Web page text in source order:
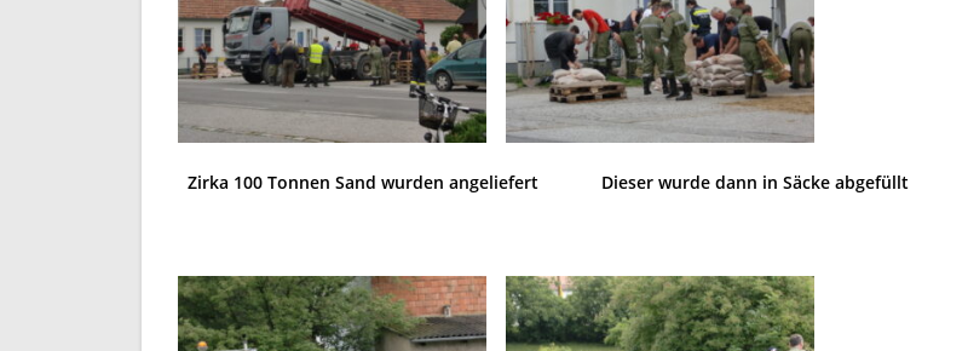
Zirka 100 Tonnen Sand wurden angeliefert Dieser wurde dann in Säcke abgefüllt